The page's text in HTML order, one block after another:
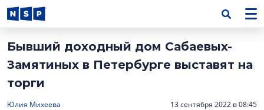
Бывший доходный дом Сабаевых-
Замятиных в Петербурге выставят на
торги
Юлия Михеева 13 сентября 2022 в 08:45